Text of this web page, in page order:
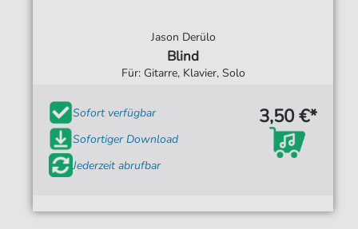
Jason Derülo
Blind
Für: Gitarre, Klavier, Solo
Sofort verfügbar
Sofortiger Download
Jederzeit abrufbar
3,50 €*